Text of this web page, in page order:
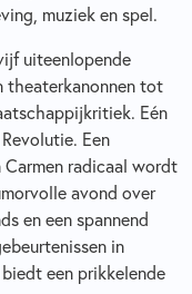
muziek en spel.
uiteenlopende
theaterkanonnen tot
Eén
Een
radicaal wordt
avond over
en een spannend
in
een prikkelende